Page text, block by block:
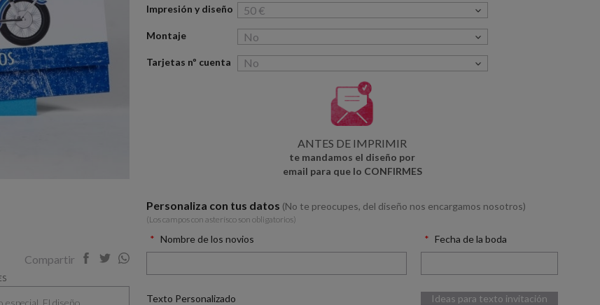
Compartir
especial. El diseño
Impresión y diseño
Montaje
Tarjetas nº cuenta
ANTES DE IMPRIMIR
te mandamos el diseño por
email para que lo CONFIRMES
Personaliza con tus datos (No te preocupes, del diseño nos encargamos nosotros)
(Los campos con asterísco son obligatorios)
Nombre de los novios Fecha de la boda
Texto Personalizado Ideas para texto invitación